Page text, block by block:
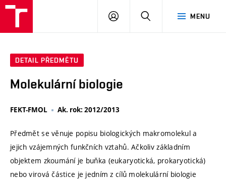
MENU
PŘIHLÁSIT
DETAIL PŘEDMĚTU
Molekulární biologie
FEKT-FMOL Ak. rok: 2012/2013
Předmět se věnuje popisu biologických makromolekul a
jejich vzájemných funkčních vztahů. Ačkoliv základním
objektem zkoumání je buňka (eukaryotická, prokaryotická)
nebo virová částice je jedním z cílů molekulární biologie